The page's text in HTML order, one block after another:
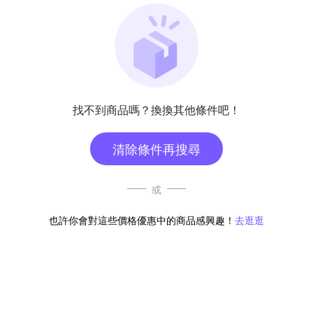
找不到商品嗎？換換其他條件吧！
清除條件再搜尋
或
也許你會對這些價格優惠中的商品感興趣！ 去逛逛